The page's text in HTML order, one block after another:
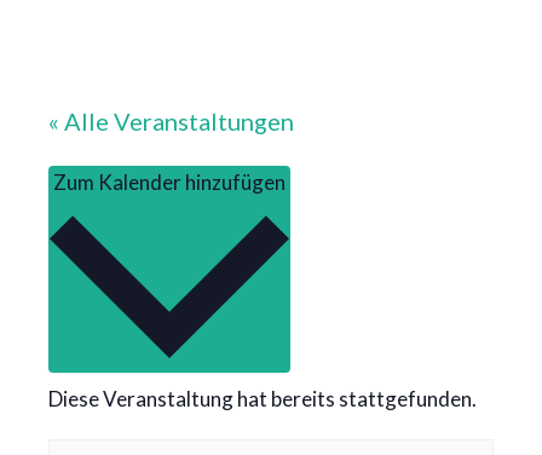
« Alle Veranstaltungen
Diese Veranstaltung hat bereits stattgefunden.